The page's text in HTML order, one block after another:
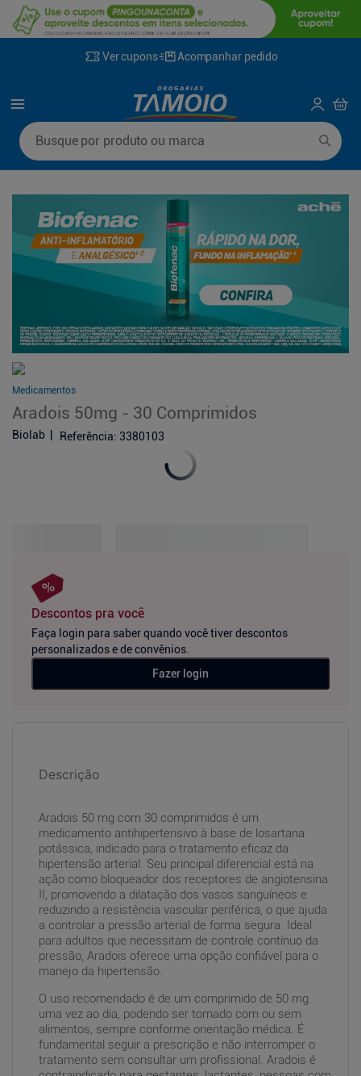
Ver cupons Acompanhar pedido
Busque por produto ou marca
Medicamentos
Aradois 50mg - 30 Comprimidos
Biolab Referência: 3380103
Descontos pra você
Faça login para saber quando você tiver descontos
personalizados e de convênios.
Fazer login
Descrição
Aradois 50 mg com 30 comprimidos é um
medicamento antihipertensivo à base de losartana
potássica, indicado para o tratamento eficaz da
hipertensão arterial. Seu principal diferencial está na
ação como bloqueador dos receptores de angiotensina
II, promovendo a dilatação dos vasos sanguíneos e
reduzindo a resistência vascular periférica, o que ajuda
a controlar a pressão arterial de forma segura. Ideal
para adultos que necessitam de controle contínuo da
pressão, Aradois oferece uma opção confiável para o
manejo da hipertensão.
O uso recomendado é de um comprimido de 50 mg
uma vez ao dia, podendo ser tomado com ou sem
alimentos, sempre conforme orientação médica. É
fundamental seguir a prescrição e não interromper o
tratamento sem consultar um profissional. Aradois é
Termos mais buscados
3º
desodorante
4º
sabonete líquido
fralda xg
mounjaro
10
fralda xxg